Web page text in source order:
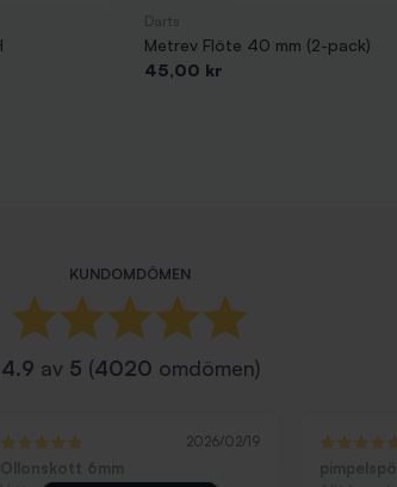
Metrev Flöte 40 mm (2-pack)
Pris
45,00 kr
KUNDOMDÖMEN
4.9 av 5 (4020 omdömen)
2026/02/19
Ollonskott 6mm